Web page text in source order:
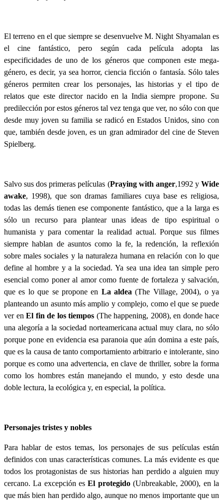
El terreno en el que siempre se desenvuelve M. Night Shyamalan es
el cine fantástico, pero según cada película adopta las
especificidades de uno de los géneros que componen este mega-
género, es decir, ya sea horror, ciencia ficción o fantasía. Sólo tales
géneros permiten crear los personajes, las historias y el tipo de
relatos que este director nacido en la India siempre propone. Su
predilección por estos géneros tal vez tenga que ver, no sólo con que
desde muy joven su familia se radicó en Estados Unidos, sino con
que, también desde joven, es un gran admirador del cine de Steven
Spielberg.
Salvo sus dos primeras películas (Praying with anger,1992 yWide
awake, 1998), que son dramas familiares cuya base es religiosa,
todas las demás tienen ese componente fantástico, que a la larga es
sólo un recurso para plantear unas ideas de tipo espiritual o
humanista y para comentar la realidad actual. Porque sus filmes
siempre hablan de asuntos como la fe, la redención, la reflexión
sobre males sociales y la naturaleza humana en relación con lo que
define al hombre y a la sociedad. Ya sea una idea tan simple pero
esencial como poner al amor como fuente de fortaleza y salvación,
que es lo que se propone en La aldea(The Village, 2004), o ya
planteando un asunto más amplio y complejo, como el que se puede
ver en El fin de los tiempos (The happening, 2008), en donde hace
una alegoría a la sociedad norteamericana actual muy clara, no sólo
porque pone en evidencia esa paranoia que aún domina a este país,
que es la causa de tanto comportamiento arbitrario e intolerante, sino
porque es como una advertencia, en clave de thriller, sobre la forma
como los hombres están manejando el mundo, y esto desde una
doble lectura, la ecológica y, en especial, la política.
Personajes tristes y nobles
Para hablar de estos temas, los personajes de sus películas están
definidos con unas características comunes. La más evidente es que
todos los protagonistas de sus historias han perdido a alguien muy
cercano. La excepción esEl protegido(Unbreakable, 2000), en la
que más bien han perdido algo, aunque no menos importante que un